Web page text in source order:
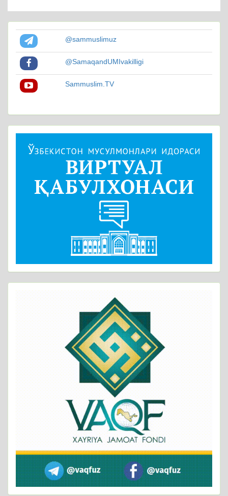
@sammuslimuz
@SamaqandUMIvakilligi
Sammuslim.TV